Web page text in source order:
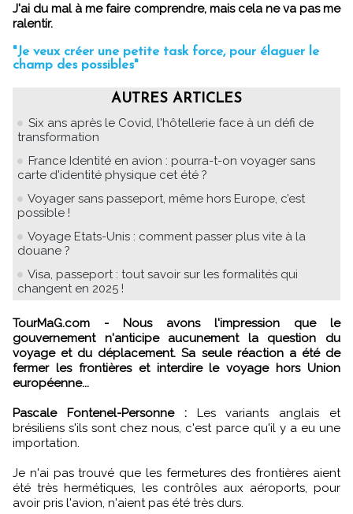
J'ai du mal à me faire comprendre, mais cela ne va pas me
ralentir.
"Je veux créer une petite task force, pour élaguer le
champ des possibles"
AUTRES ARTICLES
Six ans après le Covid, l'hôtellerie face à un défi de
transformation
France Identité en avion : pourra-t-on voyager sans
carte d'identité physique cet été ?
Voyager sans passeport, même hors Europe, c’est
possible !
Voyage Etats-Unis : comment passer plus vite à la
douane ?
Visa, passeport : tout savoir sur les formalités qui
changent en 2025 !
TourMaG.com - Nous avons l'impression que le
gouvernement n'anticipe aucunement la question du
voyage et du déplacement. Sa seule réaction a été de
fermer les frontières et interdire le voyage hors Union
européenne...
Pascale Fontenel-Personne :Les variants anglais et
brésiliens s'ils sont chez nous, c'est parce qu'il y a eu une
importation.
Je n'ai pas trouvé que les fermetures des frontières aient
été très hermétiques, les contrôles aux aéroports, pour
avoir pris l'avion, n'aient pas été très durs.